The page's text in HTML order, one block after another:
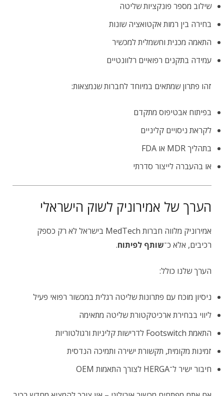
שילוב מספר פונקציות שליטה
בחירה בין רמות אקטואציה שונות
התאמה מכנית וחשמלית למכשיר
עמידה בתקנים רפואיים רלוונטיים
זהו פתרון שמתאים במיוחד לחברות שנמצאות:
בפיתוח אבטיפוס מתקדם
לקראת ניסויים קליניים
בתהליך MDR או FDA
או בהעברה לייצור סדרתי
הערך של אמירוניק לשוק הישראלי
אמירוניק מלווה חברות MedTech בישראל לא רק כספק
רכיבים, אלא כ־שותף לפיתוח.
הערך שלנו כולל:
ניסיון מוכח עם פתרונות שליטה רגלית במכשור רפואי פעיל
ליווי בבחירת ארכיטקטורת שליטה מתאימה
התאמת Footswitch לדרישות קליניות ורגולטוריות
זמינות מקומית, תקשורת ישירה ותמיכה הנדסית
חיבור ישיר ל־HERGA לצורך התאמות OEM